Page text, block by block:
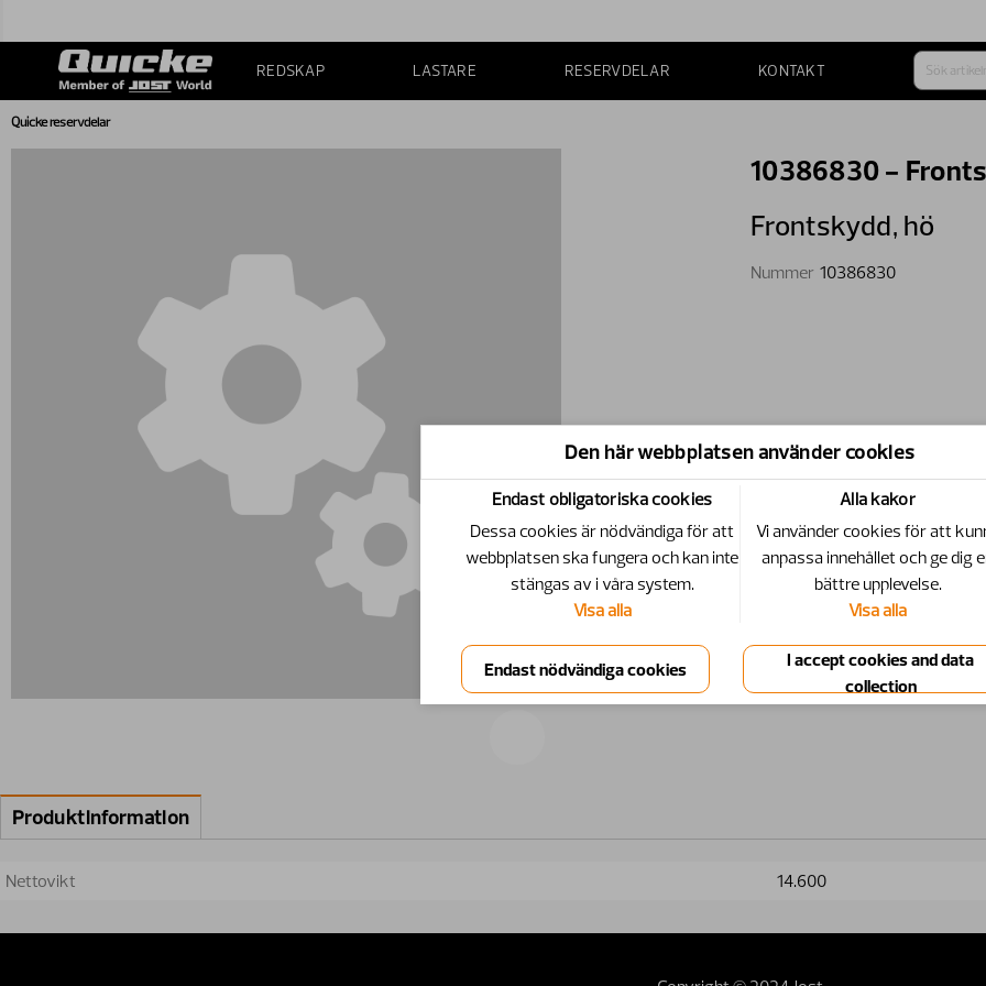
REDSKAP LASTARE RESERVDELAR KONTAKT
Quicke reservdelar
Produktinformation
Nettovikt 14.600
10386830 -
Frontskydd,​ hö
Nummer 10386830
Den här webbplatsen använder cookies
Endast obligatoriska cookies
Dessa cookies är nödvändiga för att
webbplatsen ska fungera och kan inte
stängas av i våra system.
Visa alla
Alla kakor
Vi använder cookies för att
anpassa innehållet och ge dig
bättre upplevelse.
Visa alla